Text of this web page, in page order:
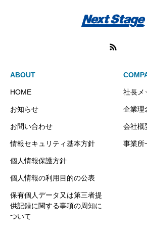
ABOUT
HOME
お知らせ
お問い合わせ
情報セキュリティ基本方針
個人情報保護方針
個人情報の利用目的の公表
保有個人データ又は第三者提
供記録に関する事項の周知に
ついて
社長メ
企業理
会社概
事業所